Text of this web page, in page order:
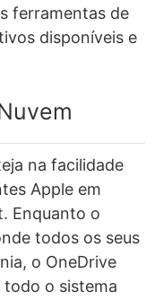
ferramentas de
disponíveis e
na facilidade
Apple em
Enquanto o
todos os seus
o OneDrive
todo o sistema